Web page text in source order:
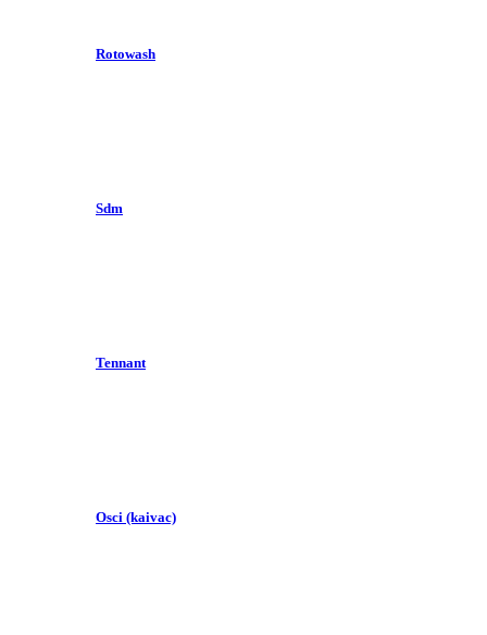
Rotowash
Sdm
Tennant
Osci (kaivac)